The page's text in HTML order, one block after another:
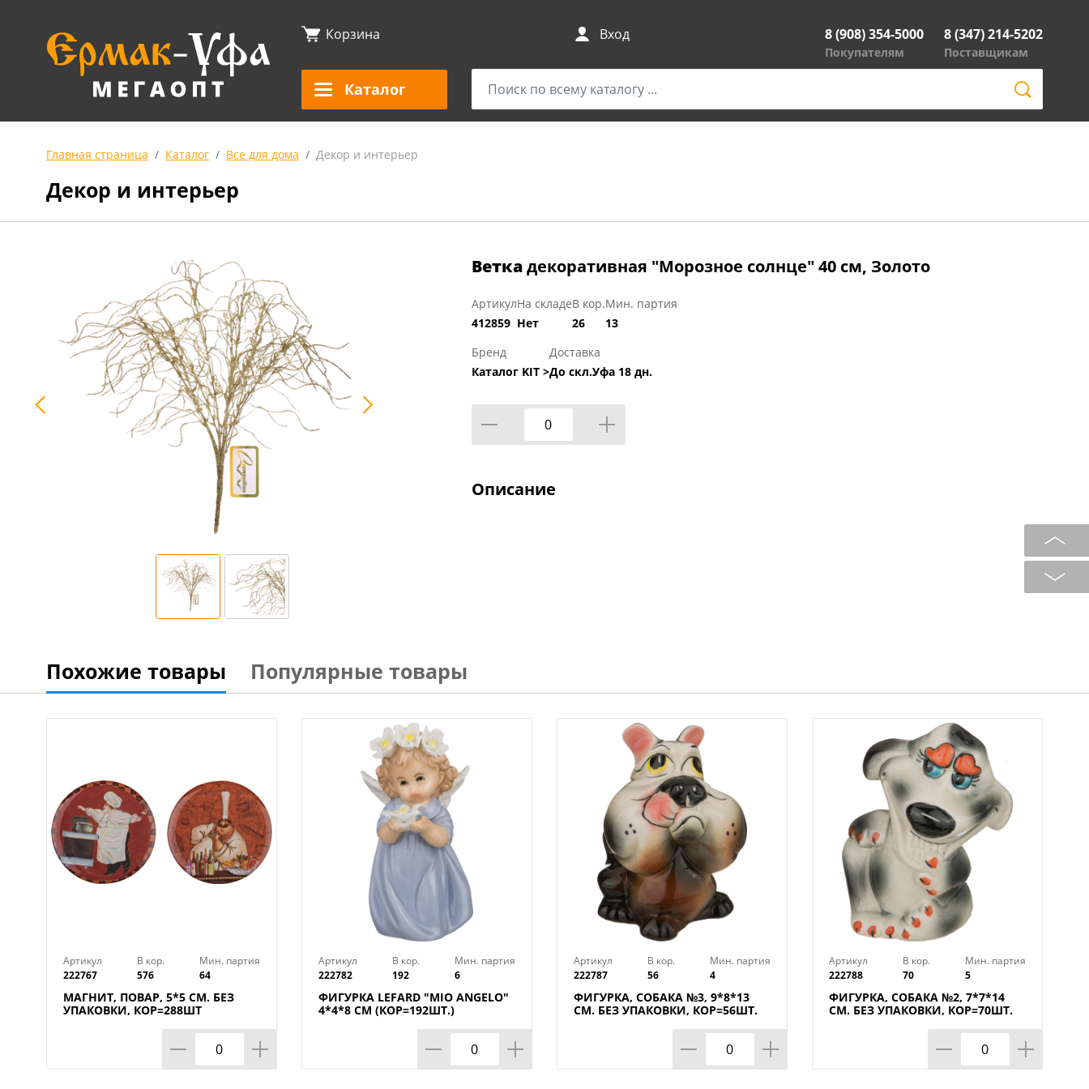
Корзина Вход 8 (908) 354-5000
Покупателям
8 (347) 214-5202
Поставщикам
Каталог
Главная страница Каталог Все для дома Декор и интерьер
Декор и интерьер
Веткадекоративная "Морозное солнце" 40 см, Золото
Артикул
412859
На складе
Нет
В кор.
26
Мин. партия
13
Бренд
Каталог KIT >
Доставка
До скл.Уфа 18 дн.
Описание
Похожие товары Популярные товары
Артикул
222767
В кор.
576
Мин. партия
64
МАГНИТ, ПОВАР, 5*5 СМ. БЕЗ
УПАКОВКИ, КОР=288ШТ
Артикул
222782
В кор.
192
Мин. партия
6
ФИГУРКА LEFARD "MIO ANGELO"
4*4*8 СМ (КОР=192ШТ.)
Артикул
222787
В кор.
56
Мин. партия
4
ФИГУРКА, СОБАКА №3, 9*8*13
СМ. БЕЗ УПАКОВКИ, КОР=56ШТ.
Артикул
222788
В кор.
70
Мин. партия
5
ФИГУРКА, СОБАКА №2, 7*7*14
СМ. БЕЗ УПАКОВКИ, КОР=70ШТ.